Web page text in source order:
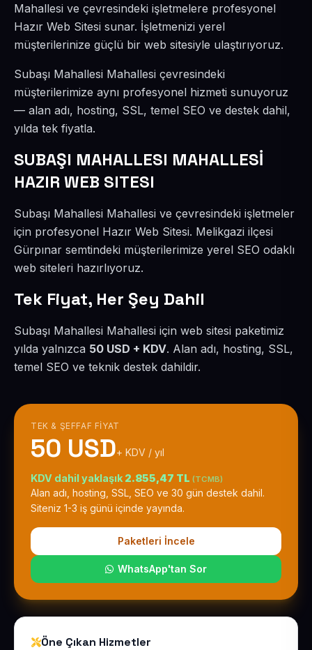
Mahallesi ve çevresindeki işletmelere profesyonel
Hazır Web Sitesi sunar. İşletmenizi yerel
müşterilerinize güçlü bir web sitesiyle ulaştırıyoruz.
Subaşı Mahallesi Mahallesi çevresindeki
müşterilerimize aynı profesyonel hizmeti sunuyoruz
— alan adı, hosting, SSL, temel SEO ve destek dahil,
yılda tek fiyatla.
SUBAŞI MAHALLESI MAHALLESİ
HAZIR WEB SITESI
Subaşı Mahallesi Mahallesi ve çevresindeki işletmeler
için profesyonel Hazır Web Sitesi. Melikgazi ilçesi
Gürpınar semtindeki müşterilerimize yerel SEO odaklı
web siteleri hazırlıyoruz.
Tek Fiyat, Her Şey Dahil
Subaşı Mahallesi Mahallesi için web sitesi paketimiz
yılda yalnızca 50 USD + KDV. Alan adı, hosting, SSL,
temel SEO ve teknik destek dahildir.
TEK & ŞEFFAF FIYAT
50 USD+ KDV / yıl
KDV dahil yaklaşık 2.855,47 TL (TCMB)
Alan adı, hosting, SSL, SEO ve 30 gün destek dahil.
Siteniz 1-3 iş günü içinde yayında.
Paketleri İncele
WhatsApp'tan Sor
Öne Çıkan Hizmetler